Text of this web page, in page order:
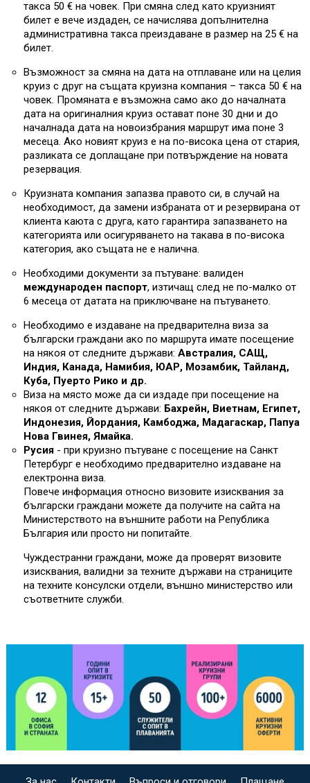
такса 50 € на човек. При смяна след като круизният
билет е вече издаден, се начислява допълнителна
административна такса преиздаване в размер на 25 € на
билет.
Възможност за смяна на дата на отплаване или на целия
круиз с друг на същата круизна компания – такса 50 € на
човек. Промяната е възможна само ако до началната
дата на оригиналния круиз остават поне 30 дни и до
началнада дата на новоизбрания маршрут има поне 3
месеца. Ако новият круиз е на по-висока цена от стария,
разликата се доплащане при потвърждение на новата
резервация.
Круизната компания запазва правото си, в случай на
необходимост, да замени избраната от и резервирана от
клиента каюта с друга, като гарантира запазването на
категорията или осигуряването на такава в по-висока
категория, ако същата не е налична.
Необходими документи за пътуване: валиден
международен паспорт, изтичащ след не по-малко от
6 месеца от датата на приключване на пътуването.
Необходимо е издаване на предварителна виза за
български граждани ако по маршрута имате посещение
на някоя от следните държави: Австралия, САЩ,
Индия, Канада, Намибия, ЮАР, Мозамбик, Тайланд,
Куба, Пуерто Рико и др.
Виза на място може да си издаде при посещение на
някоя от следните държави: Бахрейн, Виетнам, Египет,
Индонезия, Йордания, Камбоджа, Мадагаскар, Папуа
Нова Гвинея, Ямайка.
Русия - при круизно пътуване с посещение на Санкт
Петербург е необходимо предварително издаване на
електронна виза.
Повече информация относно визовите изисквания за
български граждани можете да получите на сайта на
Министерството на външните работи на Република
България или просто ни попитайте.
Чуждестранни граждани, може да проверят визовите
изисквания, валидни за техните държави на страниците
на техните консулски отдели, външно министерство или
съответните служби.